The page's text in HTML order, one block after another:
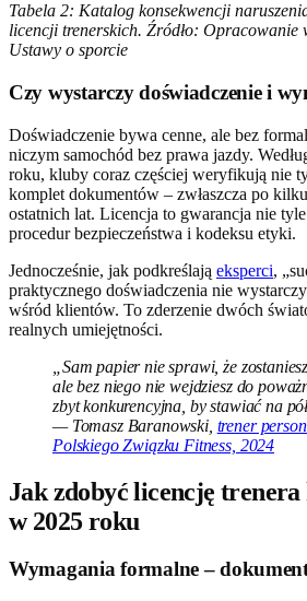
Tabela 2: Katalog konsekwencji
licencji trenerskich. Źródło: Opracowanie
Ustawy o sporcie
Czy wystarczy doświadczenie i
Doświadczenie bywa cenne, ale bez
niczym samochód bez prawa jazdy.
roku, kluby coraz częściej weryfikują nie
komplet dokumentów – zwłaszcza po
ostatnich lat. Licencja to gwarancja nie
procedur bezpieczeństwa i kodeksu etyki.
Jednocześnie, jak podkreślają eksperci,
praktycznego doświadczenia nie
wśród klientów. To zderzenie dwóch
realnych umiejętności.
„Sam papier nie sprawi, że
ale bez niego nie wejdziesz do
zbyt konkurencyjna, by stawiać na
— Tomasz Baranowski, trener
Polskiego Związku Fitness, 2024
Jak zdobyć licencję
w 2025 roku
Wymagania formalne –